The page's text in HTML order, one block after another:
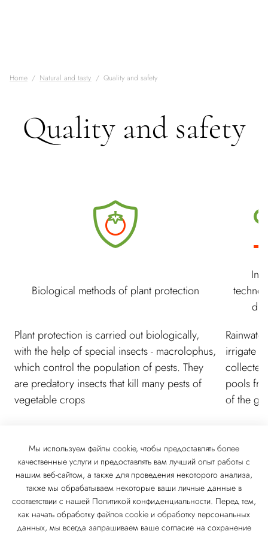
Home Natural and tasty Quality and safety
Quality and safety
Biological methods of plant protection
Plant protection is carried out biologically,
with the help of special insects - macrolophus,
which control the population of pests. They
are predatory insects that kill many pests of
vegetable crops
irrigate
pools
of the
© 2026 «Moe Leto» Trading House
Мы используем файлы cookie, чтобы предоставлять более
качественные услуги и предоставлять вам лучший опыт работы с
нашим веб-сайтом, а также для проведения некоторого анализа,
также мы обрабатываем некоторые ваши личные данные в
соответствии с нашей Политикой конфиденциальности. Перед тем,
как начать обработку файлов cookie и обработку персональных
данных, мы всегда запрашиваем ваше согласие на сохранение